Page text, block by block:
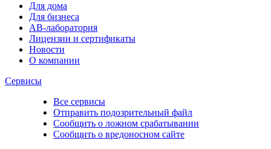
Для дома
Для бизнеса
АВ-лаборатория
Лицензии и сертификаты
Новости
О компании
Сервисы
Все сервисы
Отправить подозрительный файл
Сообщить о ложном срабатывании
Сообщить о вредоносном сайте